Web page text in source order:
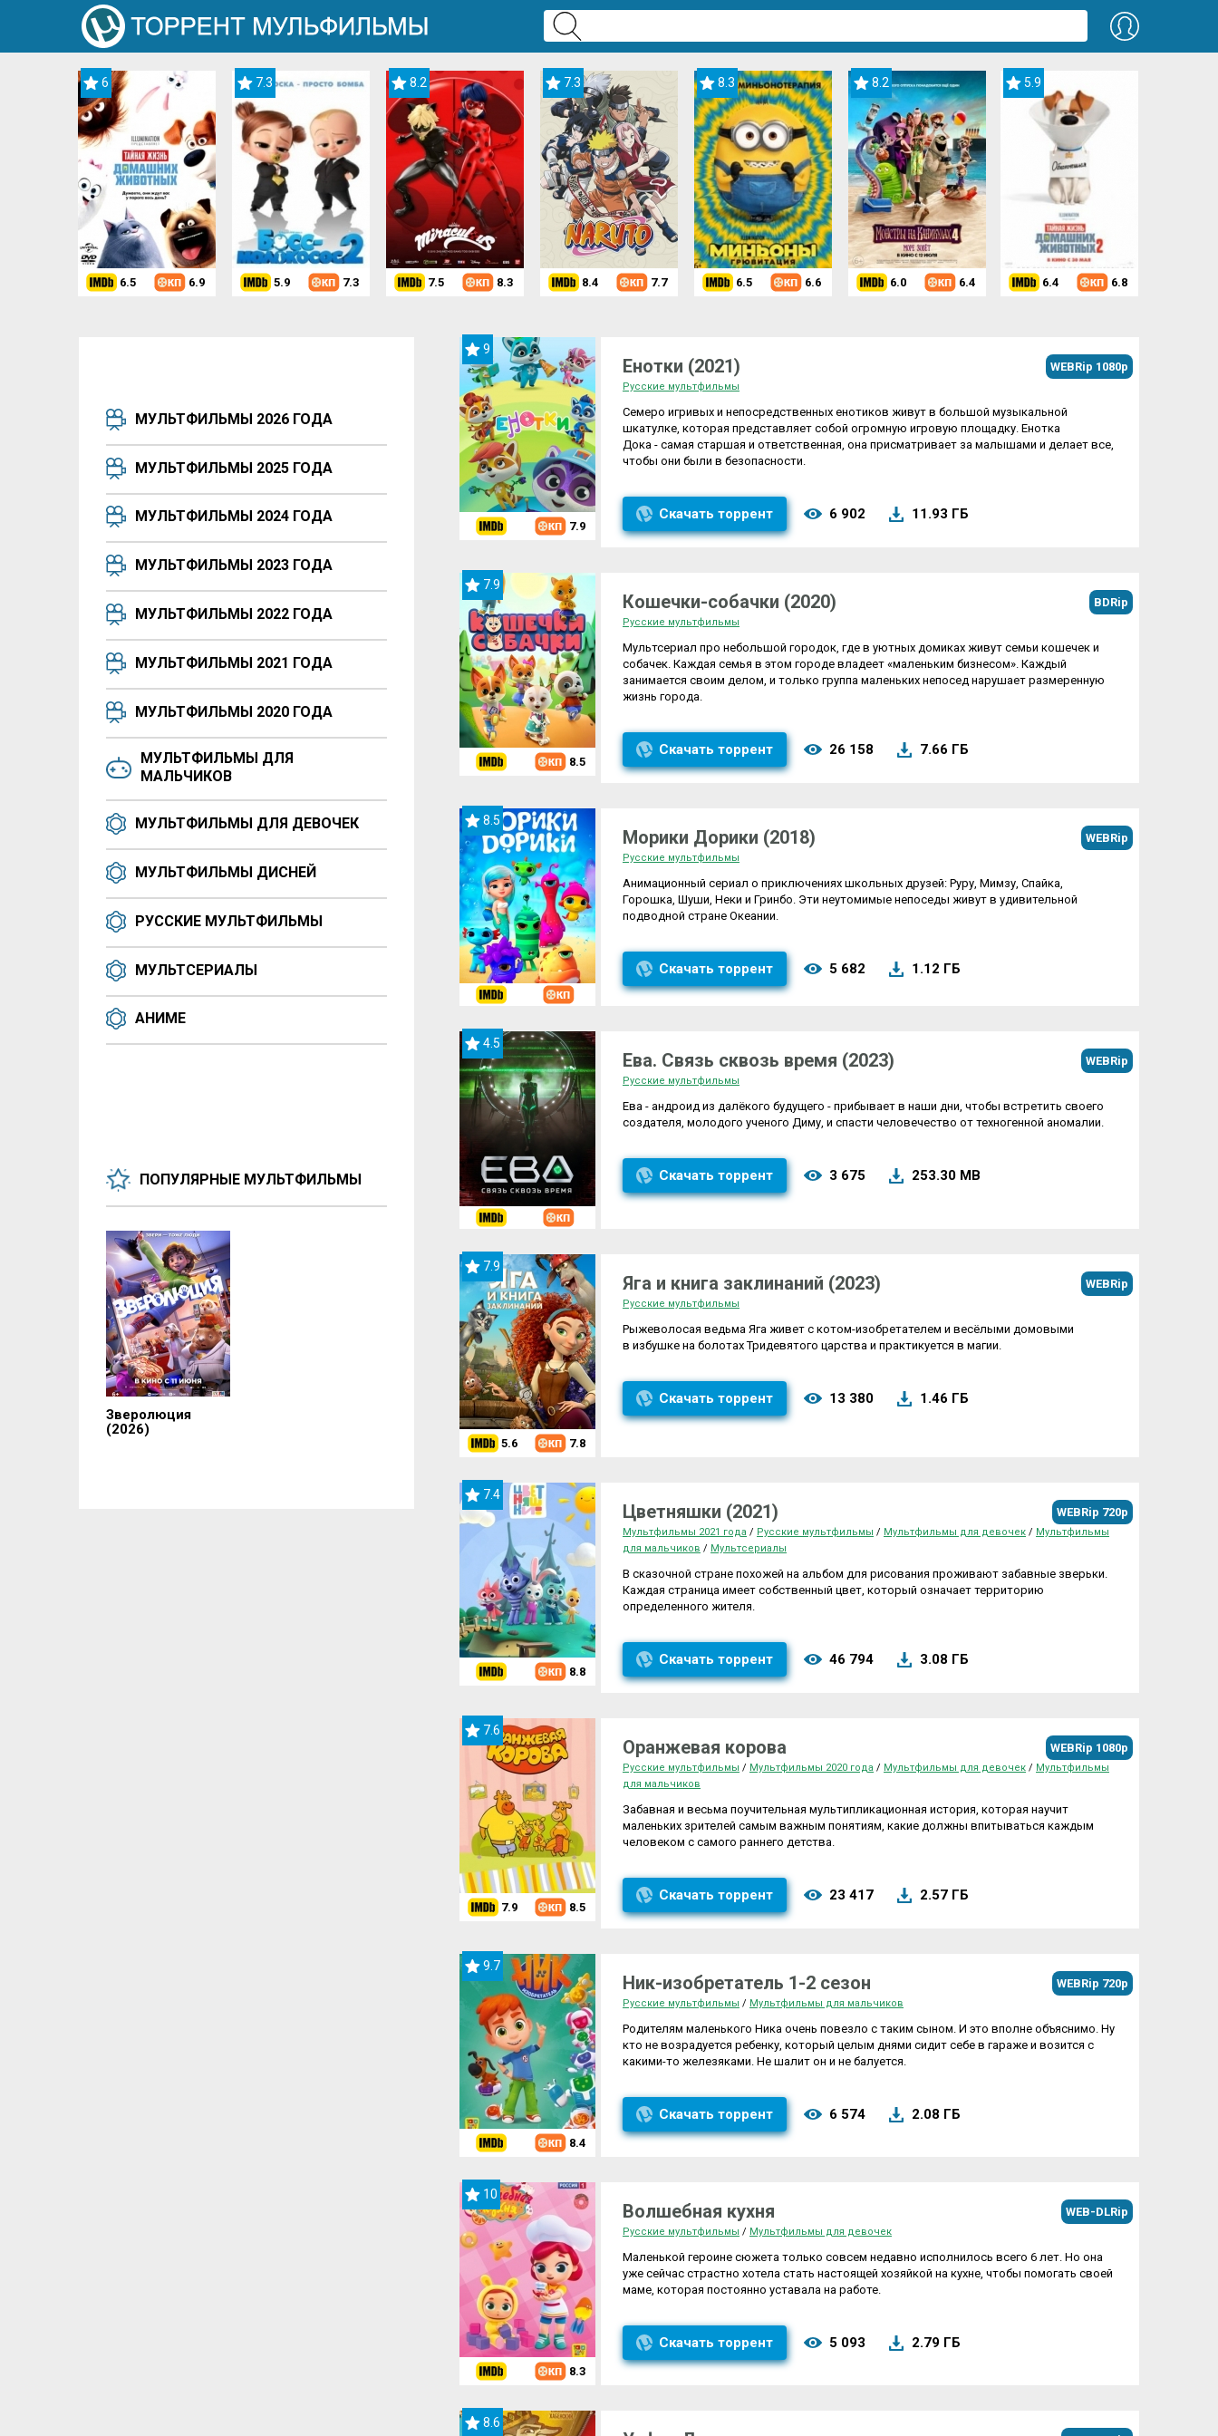
6
6.5 6.9
7.3
5.9 7.3
8.2
7.5 8.3
7.3
8.4 7.7
8.3
6.5 6.6
8.2
6.0 6.4
5.9
6.4 6.8
МУЛЬТФИЛЬМЫ 2026 ГОДА
МУЛЬТФИЛЬМЫ 2025 ГОДА
МУЛЬТФИЛЬМЫ 2024 ГОДА
МУЛЬТФИЛЬМЫ 2023 ГОДА
МУЛЬТФИЛЬМЫ 2022 ГОДА
МУЛЬТФИЛЬМЫ 2021 ГОДА
МУЛЬТФИЛЬМЫ 2020 ГОДА
МУЛЬТФИЛЬМЫ ДЛЯ
МАЛЬЧИКОВ
МУЛЬТФИЛЬМЫ ДЛЯ ДЕВОЧЕК
МУЛЬТФИЛЬМЫ ДИСНЕЙ
РУССКИЕ МУЛЬТФИЛЬМЫ
МУЛЬТСЕРИАЛЫ
АНИМЕ
ПОПУЛЯРНЫЕ МУЛЬТФИЛЬМЫ
Зверолюция
(2026)
9
7.9
Енотки (2021) WEBRip 1080p
Русские мультфильмы
Семеро игривых и непосредственных енотиков живут в большой музыкальной
шкатулке, которая представляет собой огромную игровую площадку. Енотка
Дока - самая старшая и ответственная, она присматривает за малышами и делает все,
чтобы они были в безопасности.
Скачать торрент 6 902 11.93 ГБ
7.9
8.5
Кошечки-собачки (2020) BDRip
Русские мультфильмы
Мультсериал про небольшой городок, где в уютных домиках живут семьи кошечек и
собачек. Каждая семья в этом городе владеет «маленьким бизнесом». Каждый
занимается своим делом, и только группа маленьких непосед нарушает размеренную
жизнь города.
Скачать торрент 26 158 7.66 ГБ
8.5
Морики Дорики (2018) WEBRip
Русские мультфильмы
Анимационный сериал о приключениях школьных друзей: Руру, Мимзу, Спайка,
Горошка, Шуши, Неки и Гринбо. Эти неутомимые непоседы живут в удивительной
подводной стране Океании.
Скачать торрент 5 682 1.12 ГБ
4.5
Ева. Связь сквозь время (2023) WEBRip
Русские мультфильмы
Ева - андроид из далёкого будущего - прибывает в наши дни, чтобы встретить своего
создателя, молодого ученого Диму, и спасти человечество от техногенной аномалии.
Скачать торрент 3 675 253.30 MB
7.9
5.6 7.8
Яга и книга заклинаний (2023) WEBRip
Русские мультфильмы
Рыжеволосая ведьма Яга живет с котом-изобретателем и весёлыми домовыми
в избушке на болотах Тридевятого царства и практикуется в магии.
Скачать торрент 13 380 1.46 ГБ
7.4
8.8
Цветняшки (2021) WEBRip 720p
Мультфильмы 2021 года / Русские мультфильмы / Мультфильмы для девочек / Мультфильмы
для мальчиков / Мультсериалы
В сказочной стране похожей на альбом для рисования проживают забавные зверьки.
Каждая страница имеет собственный цвет, который означает территорию
определенного жителя.
Скачать торрент 46 794 3.08 ГБ
7.6
7.9 8.5
Оранжевая корова WEBRip 1080p
Русские мультфильмы / Мультфильмы 2020 года / Мультфильмы для девочек / Мультфильмы
для мальчиков
Забавная и весьма поучительная мультипликационная история, которая научит
маленьких зрителей самым важным понятиям, какие должны впитываться каждым
человеком с самого раннего детства.
Скачать торрент 23 417 2.57 ГБ
9.7
8.4
Ник-изобретатель 1-2 сезон WEBRip 720p
Русские мультфильмы / Мультфильмы для мальчиков
Родителям маленького Ника очень повезло с таким сыном. И это вполне объяснимо. Ну
кто не возрадуется ребенку, который целым днями сидит себе в гараже и возится с
какими-то железяками. Не шалит он и не балуется.
Скачать торрент 6 574 2.08 ГБ
10
8.3
Волшебная кухня WEB-DLRip
Русские мультфильмы / Мультфильмы для девочек
Маленькой героине сюжета только совсем недавно исполнилось всего 6 лет. Но она
уже сейчас страстно хотела стать настоящей хозяйкой на кухне, чтобы помогать своей
маме, которая постоянно уставала на работе.
Скачать торрент 5 093 2.79 ГБ
8.6